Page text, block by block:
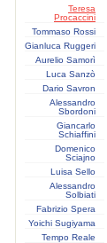
Teresa
Procaccini
Tommaso Rossi
Gianluca Ruggeri
Aurelio Samorì
Luca Sanzò
Dario Savron
Alessandro
Sbordoni
Giancarlo
Schiaffini
Domenico
Sciajno
Luisa Sello
Alessandro
Solbiati
Fabrizio Spera
Yoichi Sugiyama
Tempo Reale